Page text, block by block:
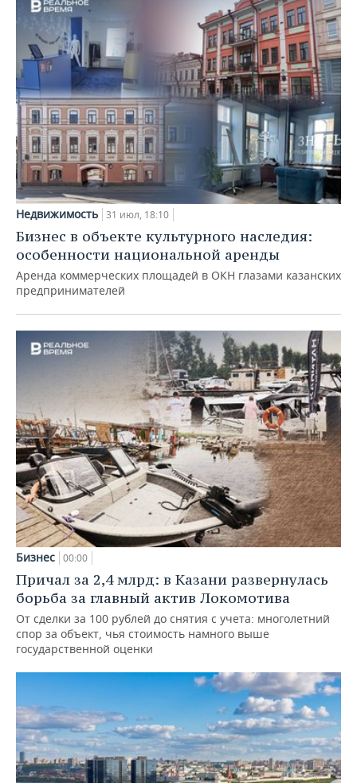
Недвижимость 31 июл, 18:10
Бизнес в объекте культурного наследия:
особенности национальной аренды
Аренда коммерческих площадей в ОКН глазами казанских
предпринимателей
Бизнес 00:00
Причал за 2,4 млрд: в Казани развернулась
борьба за главный актив Локомотива
От сделки за 100 рублей до снятия с учета: многолетний
спор за объект, чья стоимость намного выше
государственной оценки